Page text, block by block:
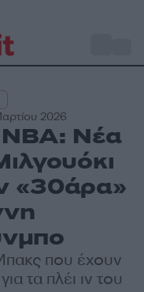
2026
Νέα
«30άρα»
που έχουν
τα πλέι ιν του